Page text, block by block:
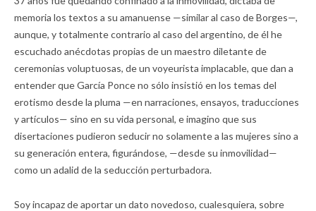
memoria los textos a su amanuense —similar al caso de Borges—,
aunque, y totalmente contrario al caso del argentino, de él he
escuchado anécdotas propias de un maestro diletante de
ceremonias voluptuosas, de un voyeurista implacable, que dan a
entender que García Ponce no sólo insistió en los temas del
erotismo desde la pluma —en narraciones, ensayos, traducciones
y artículos— sino en su vida personal, e imagino que sus
disertaciones pudieron seducir no solamente a las mujeres sino a
su generación entera, figurándose, —desde su inmovilidad—
como un adalid de la seducción perturbadora.
Soy incapaz de aportar un dato novedoso, cualesquiera, sobre